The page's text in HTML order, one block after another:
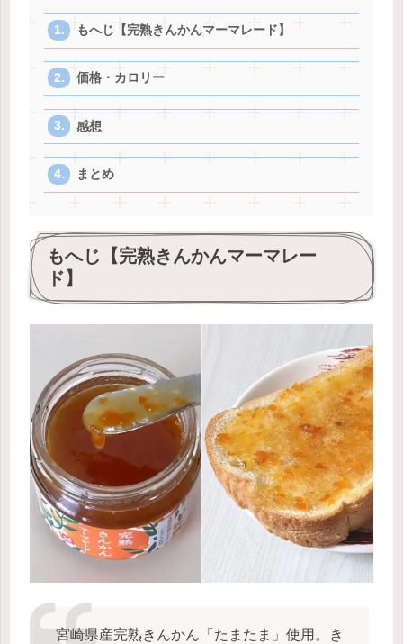
もへじ【完熟きんかんマーマレード】
価格・カロリー
感想
まとめ
もへじ【完熟きんかんマーマレー
ド】
宮崎県産完熟きんかん「たまたま」使用。き